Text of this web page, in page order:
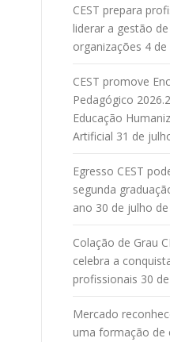
CEST prepara
liderar a gestão
organizações 4
CEST promove
Pedagógico
Educação
Artificial 31 de
Egresso CEST
segunda
ano 30 de julho
Colação de Grau
celebra a
profissionais 30
Mercado
uma formação de